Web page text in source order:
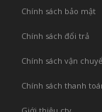
Chính sách bảo mật
Chính sách đổi trả
Chính sách vận
Chính sách thanh